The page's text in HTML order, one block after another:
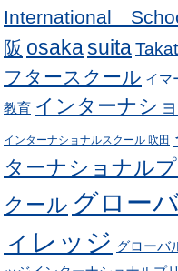
International
阪 osakasuita
フタースクール イマ
教育 インターナシ
インターナショナルスクール 吹田
ターナショナル
クール グロー
ィレッジ グローバ